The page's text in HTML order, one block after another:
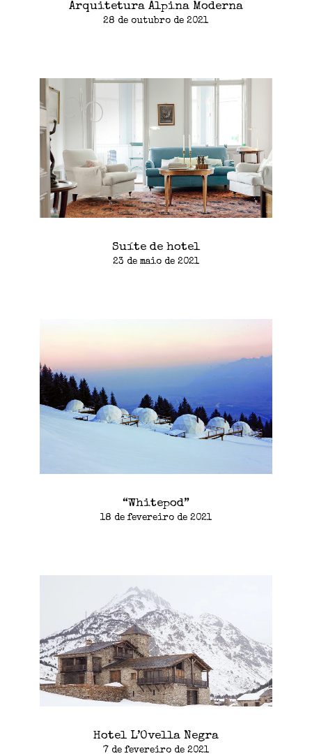
Arquitetura Alpina Moderna
28 de outubro de 2021
Suíte de hotel
23 de maio de 2021
“Whitepod”
18 de fevereiro de 2021
Hotel L’Ovella Negra
7 de fevereiro de 2021